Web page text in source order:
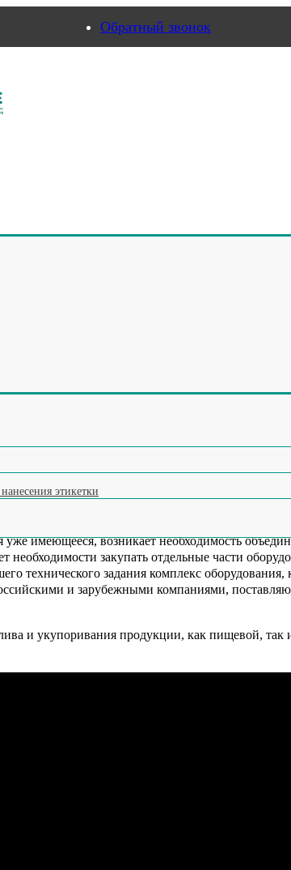
Обратный звонок
тары
этикетки
мороженое
и отбраковки по весу (чеквейер)
(яйцемашина)
ID UN
этикетки на мороженое
имеющееся, возникает необходимость
закупать отдельные части
технического задания комплекс оборудования,
и зарубежными компаниями,
и укупоривания продукции, как пищевой, так